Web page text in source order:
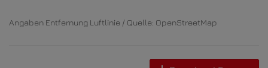
Angaben Entfernung Luftlinie / Quelle: OpenStreetMap